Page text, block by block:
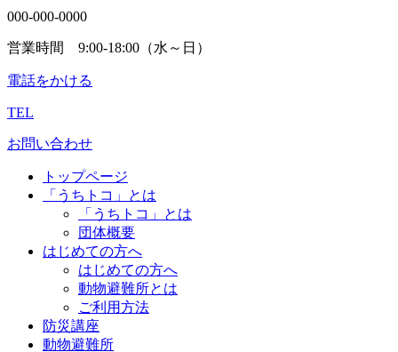
000-000-0000
営業時間 9:00-18:00（水～日）
電話をかける
TEL
お問い合わせ
トップページ
「うちトコ」とは
「うちトコ」とは
団体概要
はじめての方へ
はじめての方へ
動物避難所とは
ご利用方法
防災講座
動物避難所